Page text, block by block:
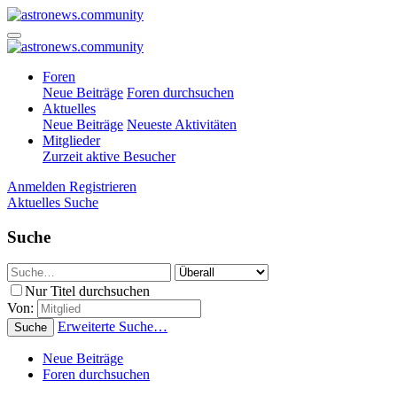
Foren
Neue Beiträge Foren durchsuchen
Aktuelles
Neue Beiträge Neueste Aktivitäten
Mitglieder
Zurzeit aktive Besucher
Anmelden Registrieren
Aktuelles Suche
Suche
Nur Titel durchsuchen
Von:
Suche Erweiterte Suche…
Neue Beiträge
Foren durchsuchen